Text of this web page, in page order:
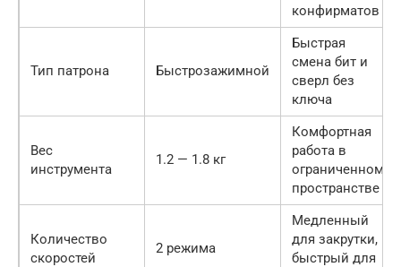
конфирматов
Тип патрона Быстрозажимной
Быстрая
смена бит и
сверл без
ключа
Вес
инструмента
1.2 — 1.8 кг
Комфортная
работа в
ограниченном
пространстве
Количество
скоростей
2 режима
Медленный
для закрутки,
быстрый для